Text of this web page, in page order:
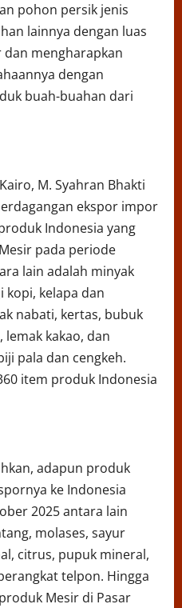
pohon persik jenis
lainnya dengan luas
mengharapkan
dengan
buah-buahan dari
M. Syahran Bhakti
ekspor impor
Indonesia yang
pada periode
lain adalah minyak
kelapa dan
nabati, kertas, bubuk
lemak kakao, dan
pala dan cengkeh.
item produk Indonesia
adapun produk
ke Indonesia
2025 antara lain
molases, sayur
citrus, pupuk mineral,
telpon. Hingga
Mesir di Pasar